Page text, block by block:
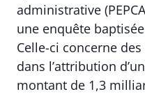
administrative
une enquête
Celle-ci concerne
dans l’attribution
montant de 1,3